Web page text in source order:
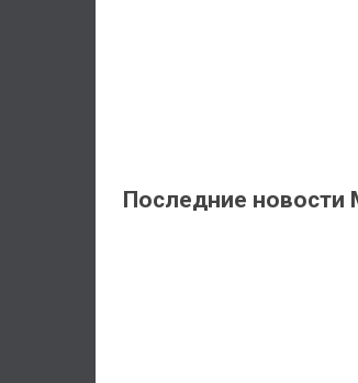
Последние новости